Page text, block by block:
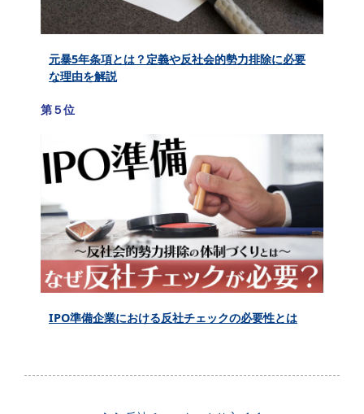
元暴5年条項とは？定義や反社会的勢力排除に必要
な理由を解説
第５位
IPO準備企業における反社チェックの必要性とは